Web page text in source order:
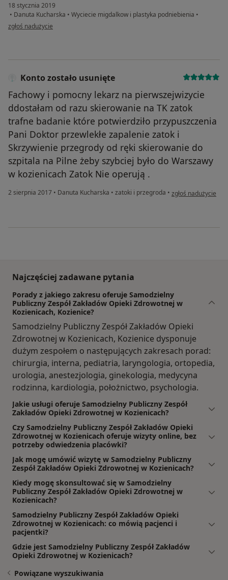
18 stycznia 2019
• Danuta Kucharska • Wyciecie migdalkow i plastyka podniebienia •
w opinii użytkownika Konto zostało usunięte
zgłoś nadużycie
Konto zostało usunięte
Fachowy i pomocny lekarz na pierwszejwizycie
ddostałam od razu skierowanie na TK zatok
trafne badanie które potwierdziło przypuszczenia
Pani Doktor przewlekłe zapalenie zatok i
Skrzywienie przegrody od ręki skierowanie do
szpitala na Pilne żeby szybciej było do Warszawy
w kozienicach Zatok Nie operują .
2 sierpnia 2017 • Danuta Kucharska • zatoki i przegroda • w opinii
zgłoś nadużycie
Najczęściej zadawane pytania
Porady z jakiego zakresu oferuje Samodzielny
Publiczny Zespół Zakładów Opieki Zdrowotnej w
Kozienicach, Kozienice?
Samodzielny Publiczny Zespół Zakładów Opieki
Zdrowotnej w Kozienicach, Kozienice dysponuje
dużym zespołem o następujących zakresach porad:
chirurgia, interna, pediatria, laryngologia, ortopedia,
urologia, anestezjologia, ginekologia, medycyna
rodzinna, kardiologia, położnictwo, psychologia.
Jakie usługi oferuje Samodzielny Publiczny Zespół
Zakładów Opieki Zdrowotnej w Kozienicach?
Czy Samodzielny Publiczny Zespół Zakładów Opieki
Zdrowotnej w Kozienicach oferuje wizyty online, bez
potrzeby odwiedzenia placówki?
Jak mogę umówić wizytę w Samodzielny Publiczny
Zespół Zakładów Opieki Zdrowotnej w Kozienicach?
Kiedy mogę skonsultować się w Samodzielny
Publiczny Zespół Zakładów Opieki Zdrowotnej w
Kozienicach?
Samodzielny Publiczny Zespół Zakładów Opieki
Zdrowotnej w Kozienicach: co mówią pacjenci i
pacjentki?
Gdzie jest Samodzielny Publiczny Zespół Zakładów
Opieki Zdrowotnej w Kozienicach?
Powiązane wyszukiwania